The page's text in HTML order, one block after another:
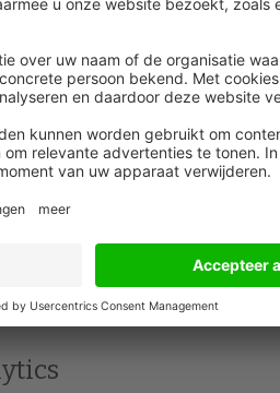
van werkgevers, zo
vooral op zoek naar vaste
functies heeft een
tijdelijke jobs.
en machine learning
is in de
support en operations. Binnen
voor vaste en
zoeken zij vooral voor